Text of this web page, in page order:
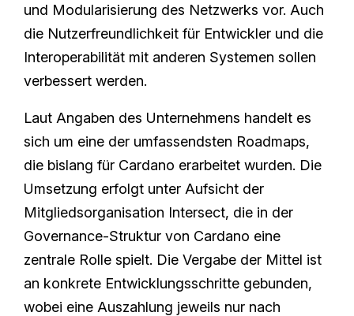
und Modularisierung des Netzwerks vor. Auch
die Nutzerfreundlichkeit für Entwickler und die
Interoperabilität mit anderen Systemen sollen
verbessert werden.
Laut Angaben des Unternehmens handelt es
sich um eine der umfassendsten Roadmaps,
die bislang für Cardano erarbeitet wurden. Die
Umsetzung erfolgt unter Aufsicht der
Mitgliedsorganisation Intersect, die in der
Governance-Struktur von Cardano eine
zentrale Rolle spielt. Die Vergabe der Mittel ist
an konkrete Entwicklungsschritte gebunden,
wobei eine Auszahlung jeweils nur nach